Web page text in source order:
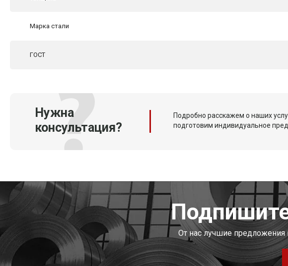
Марка стали
ГОСТ
Нужна
консультация?
Подробно расскажем о наших
подготовим индивидуальное
От нас лучшие предложения